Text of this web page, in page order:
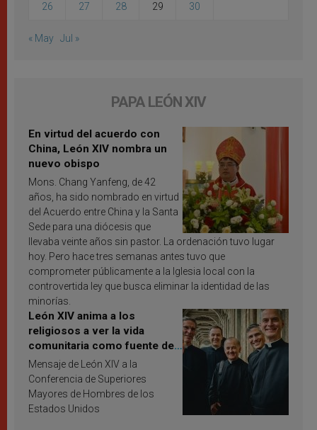
26 27 28 29 30
« May Jul »
PAPA LEÓN XIV
En virtud del acuerdo con
China, León XIV nombra un
nuevo obispo
Mons. Chang Yanfeng, de 42
años, ha sido nombrado en virtud
del Acuerdo entre China y la Santa
Sede para una diócesis que
llevaba veinte años sin pastor. La ordenación tuvo lugar
hoy. Pero hace tres semanas antes tuvo que
comprometer públicamente a la Iglesia local con la
controvertida ley que busca eliminar la identidad de las
minorías.
León XIV anima a los
religiosos a ver la vida
comunitaria como fuente de
inspiración y santificación
Mensaje de León XIV a la
Conferencia de Superiores
Mayores de Hombres de los
Estados Unidos